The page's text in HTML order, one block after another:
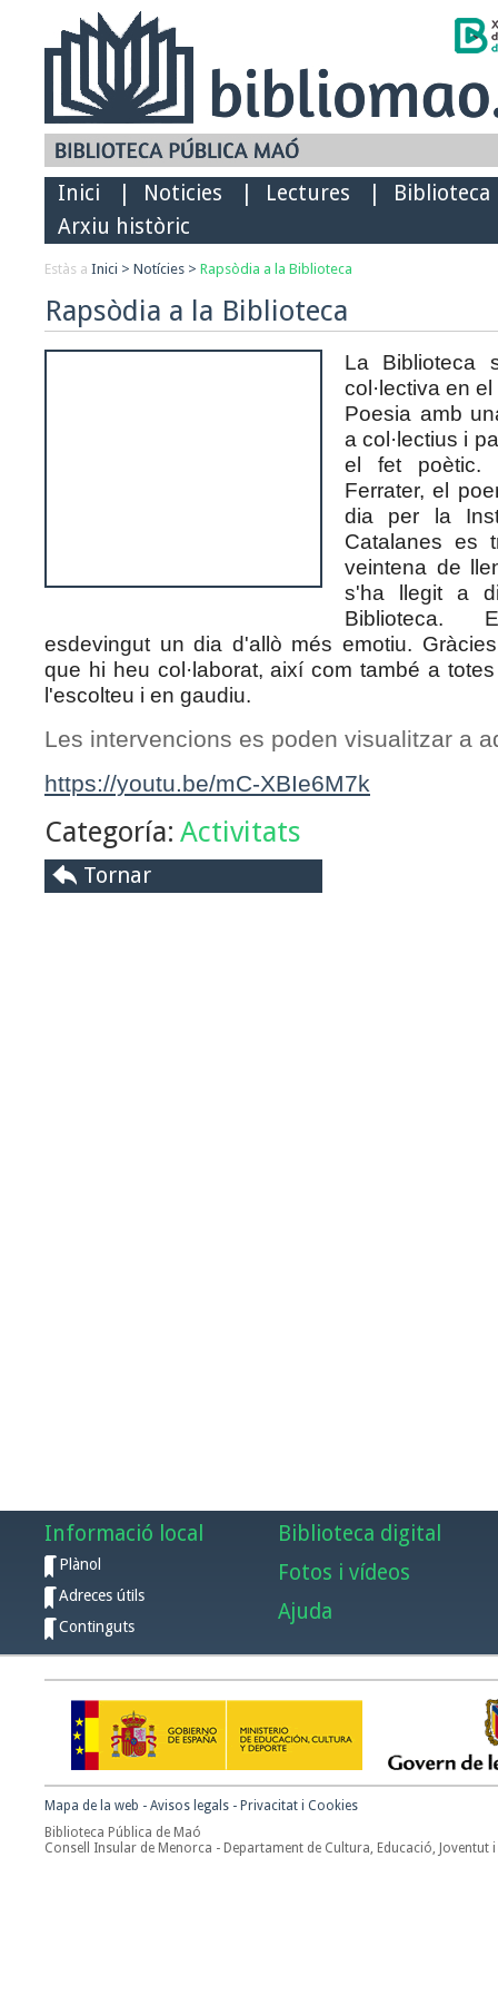
Inici Noticies Lectures
Biblioteca
Arxiu històric
Estàs a Inici > Notícies > Rapsòdia a la Biblioteca
Rapsòdia a la Biblioteca
La Biblioteca
col·lectiva en
Poesia amb
a col·lectius i
el fet poètic.
Ferrater, el
dia per la
Catalanes es
veintena de
s'ha llegit a
Biblioteca.
esdevingut un dia d'allò més emotiu.
que hi heu col·laborat, així com també a
l'escolteu i en gaudiu.
Les intervencions es poden visualitzar a
https://youtu.be/mC-XBIe6M7k
Categoría: Activitats
Tornar
Informació local
Plànol
Adreces útils
Continguts
Biblioteca digital
Fotos i vídeos
Ajuda
Mapa de la web - Avisos legals - Privacitat i Cookies
Biblioteca Pública de Maó
Consell Insular de Menorca - Departament de Cultura, Educació, Joventut